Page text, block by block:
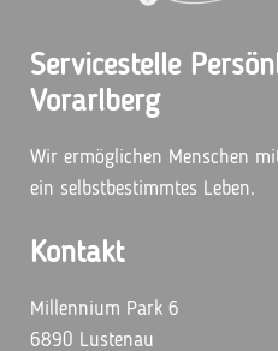
Servicestelle
Vorarlberg
Wir ermöglichen Menschen
ein selbstbestimmtes Leben.
Kontakt
Millennium Park 6
6890 Lustenau